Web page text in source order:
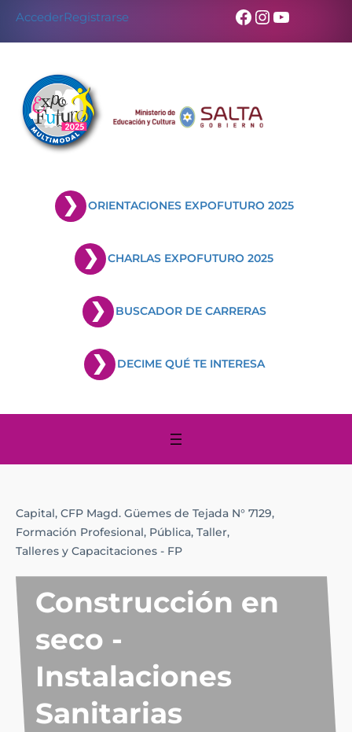
AccederRegistrarse Facebook
Instagram
YouTube
ORIENTACIONES EXPOFUTURO 2025
CHARLAS EXPOFUTURO 2025
BUSCADOR DE CARRERAS
DECIME QUÉ TE INTERESA
Capital, CFP Magd. Güemes de Tejada N° 7129,
Formación Profesional, Pública, Taller,
Talleres y Capacitaciones - FP
Construcción en
seco -
Instalaciones
Sanitarias